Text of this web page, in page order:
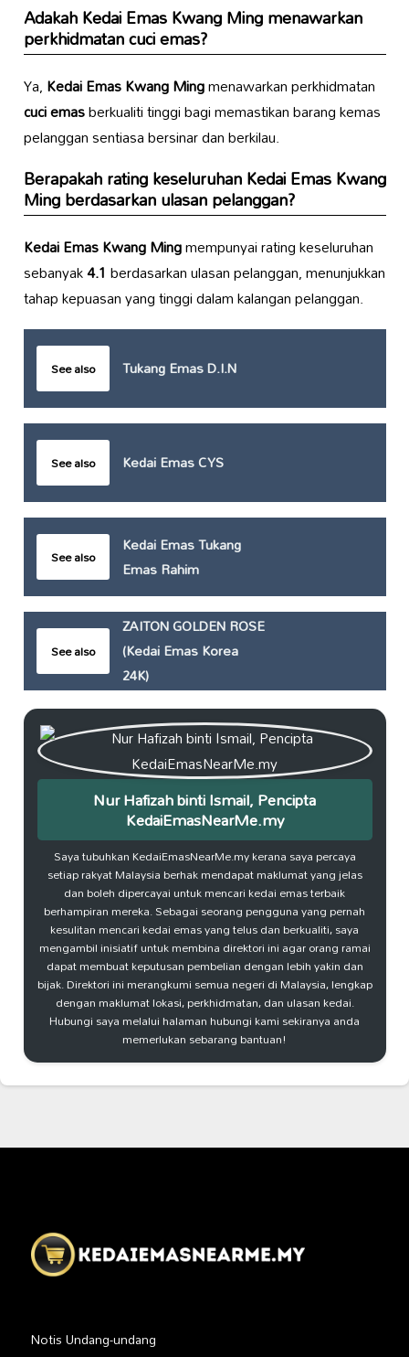
AdakahKedai Emas Kwang Mingmenawarkan
perkhidmatan cuci emas?
Ya,Kedai Emas Kwang Mingmenawarkan perkhidmatan
cuci emasberkualiti tinggi bagi memastikan barang kemas
pelanggan sentiasa bersinar dan berkilau.
Berapakah rating keseluruhanKedai Emas Kwang
Mingberdasarkan ulasan pelanggan?
Kedai Emas Kwang Mingmempunyai rating keseluruhan
sebanyak4.1 berdasarkan ulasan pelanggan, menunjukkan
tahap kepuasan yang tinggi dalam kalangan pelanggan.
See also Tukang Emas D.I.N
See also Kedai Emas CYS
See also
Kedai Emas Tukang
Emas Rahim
See also
ZAITON GOLDEN ROSE
(Kedai Emas Korea
24K)
Nur Hafizah binti Ismail, Pencipta
KedaiEmasNearMe.my
Saya tubuhkan KedaiEmasNearMe.my kerana saya percaya
setiap rakyat Malaysia berhak mendapat maklumat yang jelas
dan boleh dipercayai untuk mencari kedai emas terbaik
berhampiran mereka. Sebagai seorang pengguna yang pernah
kesulitan mencari kedai emas yang telus dan berkualiti, saya
mengambil inisiatif untuk membina direktori ini agar orang ramai
dapat membuat keputusan pembelian dengan lebih yakin dan
bijak. Direktori ini merangkumi semua negeri di Malaysia, lengkap
dengan maklumat lokasi, perkhidmatan, dan ulasan kedai.
Hubungi saya melalui halaman hubungi kami sekiranya anda
memerlukan sebarang bantuan!
Notis Undang-undang